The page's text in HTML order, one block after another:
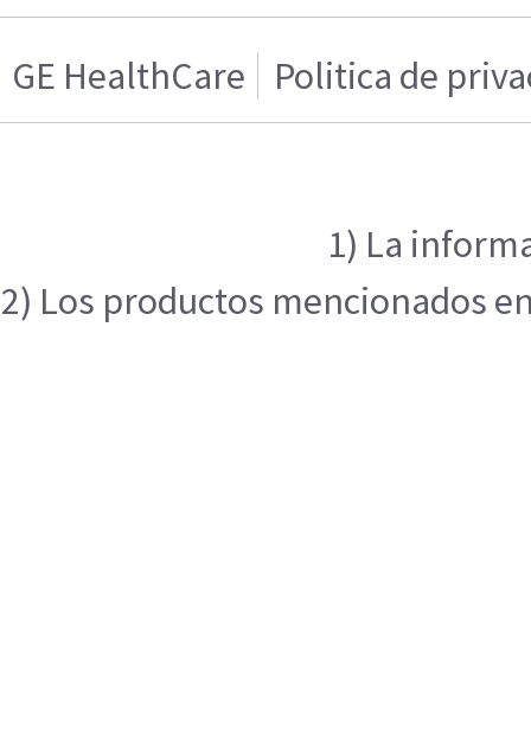
GE HealthCare Politica de
1) La
2) Los productos mencionados